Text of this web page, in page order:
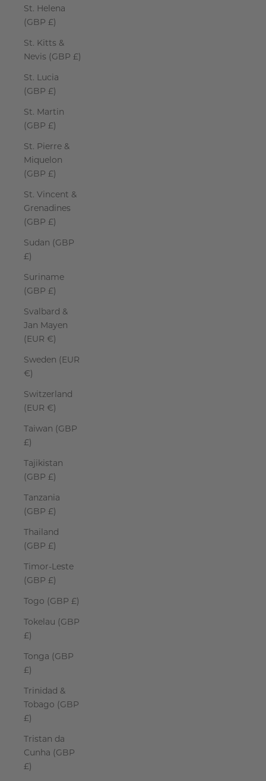
St. Helena
(GBP £)
St. Kitts &
Nevis (GBP £)
St. Lucia
(GBP £)
St. Martin
(GBP £)
St. Pierre &
Miquelon
(GBP £)
St. Vincent &
Grenadines
(GBP £)
Sudan (GBP
£)
Suriname
(GBP £)
Svalbard &
Jan Mayen
(EUR €)
Sweden (EUR
€)
Switzerland
(EUR €)
Taiwan (GBP
£)
Tajikistan
(GBP £)
Tanzania
(GBP £)
Thailand
(GBP £)
Timor-Leste
(GBP £)
Togo (GBP £)
Tokelau (GBP
£)
Tonga (GBP
£)
Trinidad &
Tobago (GBP
£)
Tristan da
Cunha (GBP
£)